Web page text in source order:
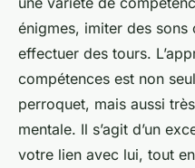
énigmes, imiter des
effectuer des tours.
compétences est non
perroquet, mais aussi
mentale. Il s’agit d’un
votre lien avec lui, tout